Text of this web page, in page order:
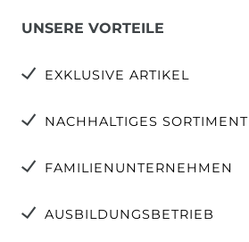
UNSERE VORTEILE
EXKLUSIVE ARTIKEL
NACHHALTIGES SORTIMENT
FAMILIENUNTERNEHMEN
AUSBILDUNGSBETRIEB